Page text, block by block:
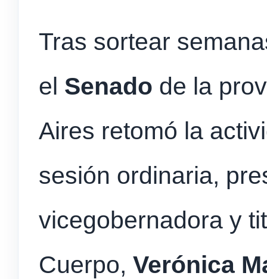
Tras sortear
el Senado de la
Aires retomó la
sesión ordinaria,
vicegobernadora y
Cuerpo, Verónica